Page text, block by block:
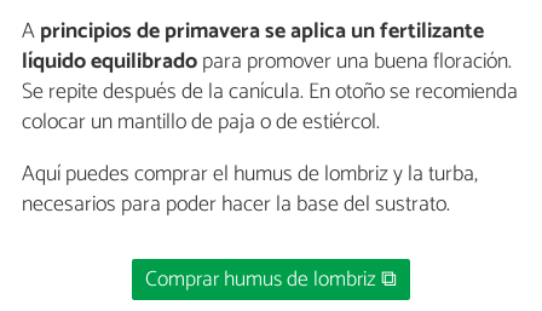
Aprincipios de primavera se aplica un fertilizante
líquido equilibradopara promover una buena floración.
Se repite después de la canícula. En otoño se recomienda
colocar un mantillo de paja o de estiércol.
Aquí puedes comprar el humus de lombriz y la turba,
necesarios para poder hacer la base del sustrato.
Comprar humus de lombriz ⧉